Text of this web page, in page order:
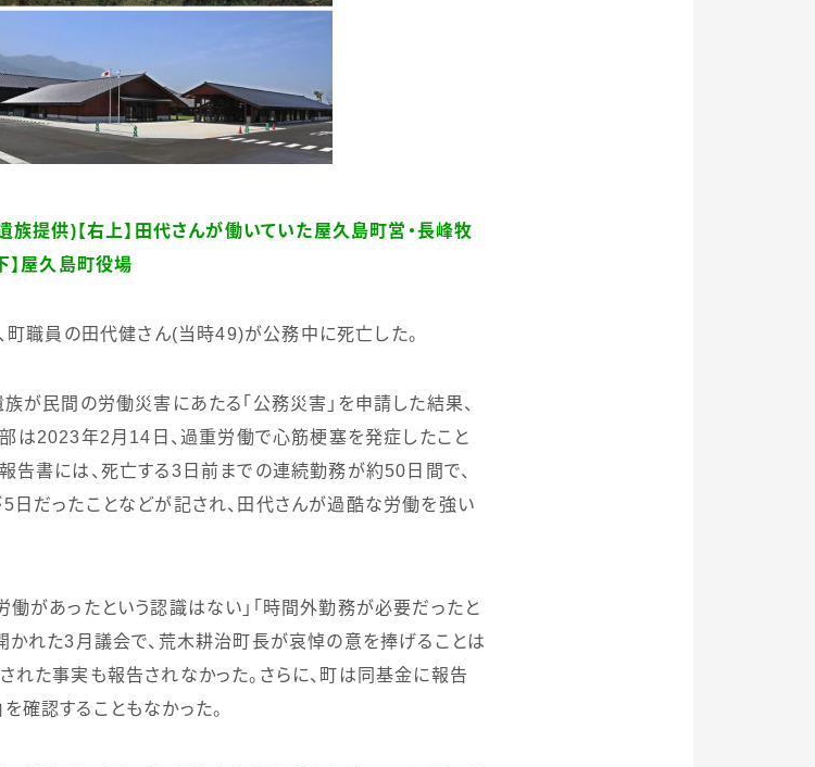
族提供)【右上】田代さんが働いていた屋久島町営・長峰牧
】屋久島町役場
町職員の田代健さん(当時49)が公務中に死亡した。
族が民間の労働災害にあたる「公務災害」を申請した結果、
は2023年2 月 14 日、過重労働で心筋梗塞を発症したこと
告書には、死亡する3 日前までの連続勤務が約50 日間で、
5 日だったことなどが記され、田代さんが過酷な労働を強い
があったという認識はない」「時間外勤務が必要だったと
かれた3 月議会で、荒木耕治町長が哀悼の意を捧げることは
れた事実も報告されなかった。さらに、町は同基金に報告
確認することもなかった。